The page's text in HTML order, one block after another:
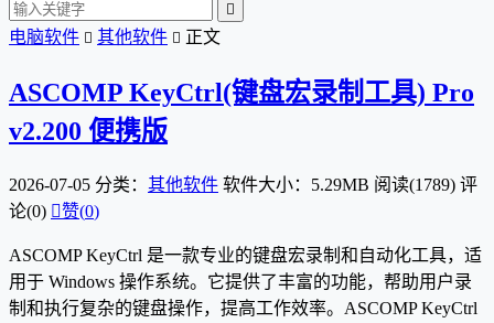

电脑软件  其他软件  正文
ASCOMP KeyCtrl(键盘宏录制工具) Pro
v2.200 便携版
2026-07-05 分类： 其他软件 软件大小：5.29MB 阅读(1789) 评
论(0) 赞(0)
ASCOMP KeyCtrl 是一款专业的键盘宏录制和自动化工具，适
用于 Windows 操作系统。它提供了丰富的功能，帮助用户录
制和执行复杂的键盘操作，提高工作效率。ASCOMP KeyCtrl